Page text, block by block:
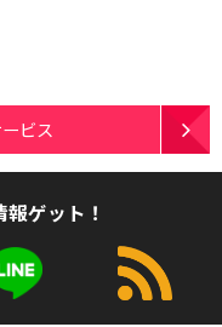
ビス
ゲット！